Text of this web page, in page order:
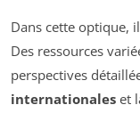
Dans cette optique,
Des ressources
perspectives
internationales et